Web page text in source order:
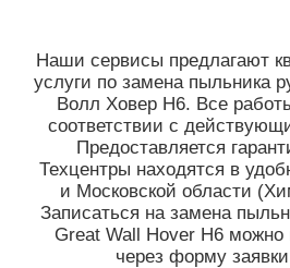
Наши сервисы предлагают
услуги по замена пыльника
Волл Ховер Н6. Все
соответствии с
Предоставляется
Техцентры находятся в
и Московской области
Записаться на замена
Great Wall Hover H6
через форму